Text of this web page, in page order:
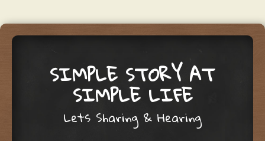
SIMPLE STORY AT
SIMPLE LIFE
Lets Sharing & Hearing